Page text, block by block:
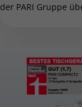
der PARI Gruppe